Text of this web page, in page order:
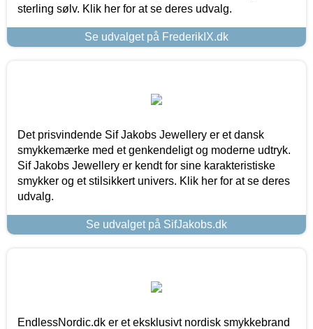
sterling sølv. Klik her for at se deres udvalg.
Se udvalget på FrederikIX.dk
Det prisvindende Sif Jakobs Jewellery er et dansk
smykkemærke med et genkendeligt og moderne udtryk.
Sif Jakobs Jewellery er kendt for sine karakteristiske
smykker og et stilsikkert univers. Klik her for at se deres
udvalg.
Se udvalget på SifJakobs.dk
EndlessNordic.dk er et eksklusivt nordisk smykkebrand